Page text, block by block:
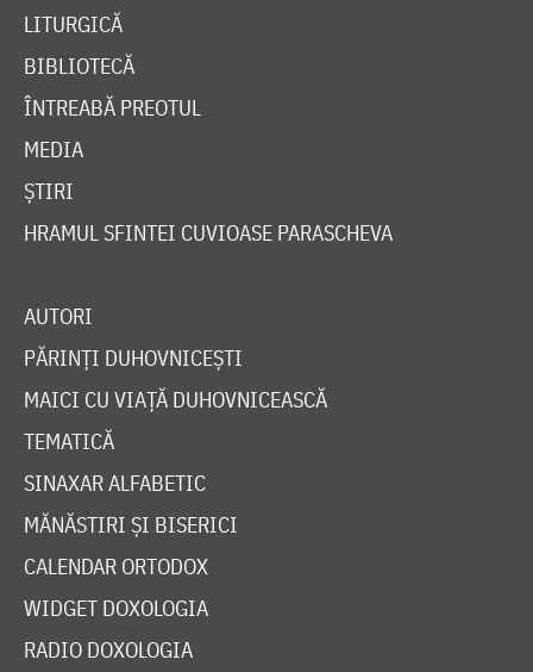
LITURGICĂ
BIBLIOTECĂ
ÎNTREABĂ PREOTUL
MEDIA
ȘTIRI
HRAMUL SFINTEI CUVIOASE PARASCHEVA
AUTORI
PĂRINȚI DUHOVNICEȘTI
MAICI CU VIAȚĂ DUHOVNICEASCĂ
TEMATICĂ
SINAXAR ALFABETIC
MĂNĂSTIRI ȘI BISERICI
CALENDAR ORTODOX
WIDGET DOXOLOGIA
RADIO DOXOLOGIA